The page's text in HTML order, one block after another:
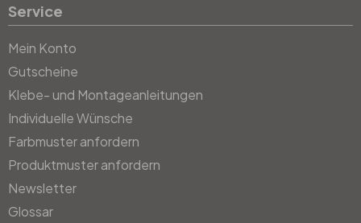
Service
Mein Konto
Gutscheine
Klebe- und Montageanleitungen
Individuelle Wünsche
Farbmuster anfordern
Produktmuster anfordern
Newsletter
Glossar